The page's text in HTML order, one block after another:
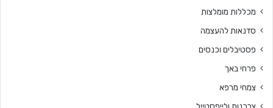
מכללות מומלצות
סדנאות להעצמה
פסטיבלים וכנסים
פרחי באך
צמחי מרפא